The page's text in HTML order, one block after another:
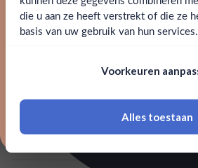
Ja
18 jaar of ouder zijn
SPECIFICATIES
William
die u aan ze heeft verstrekt of die ze
basis van uw gebruik van hun services.
Voorkeuren
Alles toestaan
Claim mijn